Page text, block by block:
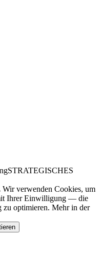
STRATEGISCHES
Wir verwenden Cookies, um
Ihrer Einwilligung — die
zu optimieren. Mehr in der